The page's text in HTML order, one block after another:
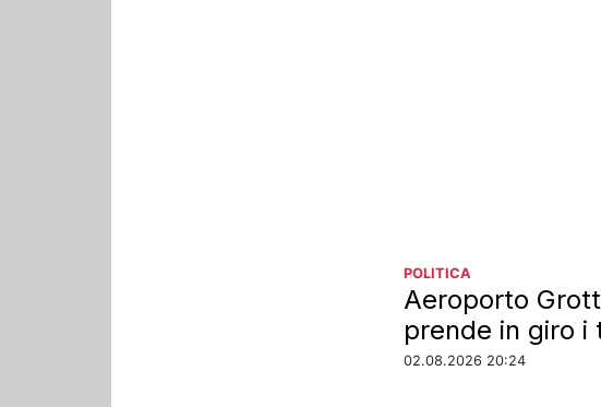
POLITICA
Aeroporto
prende in giro i
02.08.2026 20:24